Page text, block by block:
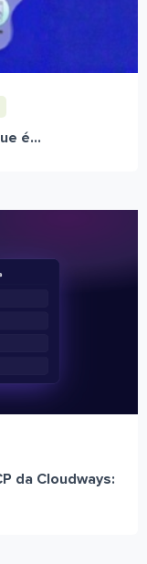
é...
da Cloudways: